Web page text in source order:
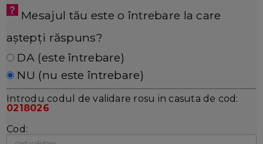
Mesajul tău este o întrebare la care
aștepți răspuns?
DA (este întrebare)
NU (nu este întrebare)
Introdu codul de validare rosu in casuta de cod:
0218026
Cod: